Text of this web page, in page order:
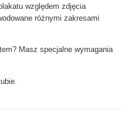
względem zdjęcia
różnymi zakresami
Masz specjalne wymagania